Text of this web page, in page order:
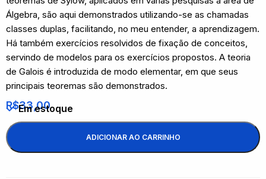
Álgebra, são aqui demonstrados utilizando-se as chamadas
classes duplas, facilitando, no meu entender, a aprendizagem.
Há também exercícios resolvidos de fixação de conceitos,
servindo de modelos para os exercícios propostos. A teoria
de Galois é introduzida de modo elementar, em que seus
principais teoremas são demonstrados.
R$33,00
Em estoque
ADICIONAR AO CARRINHO